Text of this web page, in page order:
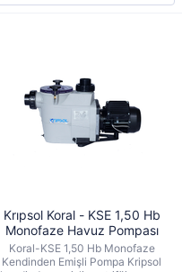
Krıpsol Koral - KSE 1,50 Hb
Monofaze Havuz Pompası
Koral-KSE 1,50 Hb Monofaze
Kendinden Emişli Pompa Kripsol